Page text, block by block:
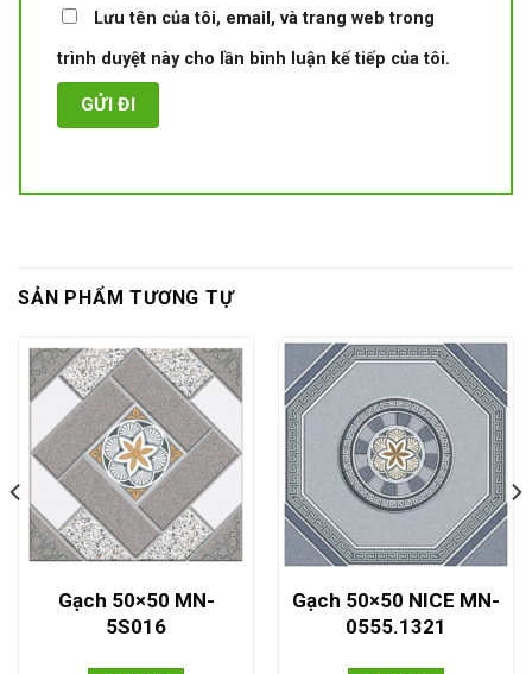
Lưu tên của tôi, email, và trang web trong
trình duyệt này cho lần bình luận kế tiếp của tôi.
SẢN PHẨM TƯƠNG TỰ
Gạch 50×50 MN-
5S016
Gạch 50×50 NICE MN-
0555.1321